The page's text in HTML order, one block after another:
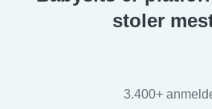
stoler
3.400+